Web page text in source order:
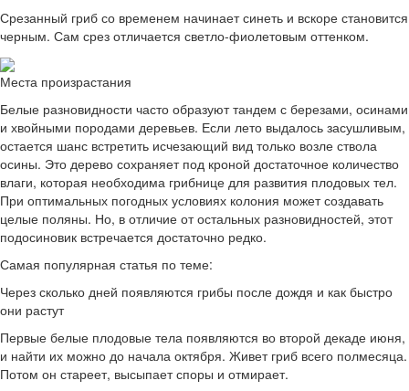
Срезанный гриб со временем начинает синеть и вскоре становится
черным. Сам срез отличается светло-фиолетовым оттенком.
Места произрастания
Белые разновидности часто образуют тандем с березами, осинами
и хвойными породами деревьев. Если лето выдалось засушливым,
остается шанс встретить исчезающий вид только возле ствола
осины. Это дерево сохраняет под кроной достаточное количество
влаги, которая необходима грибнице для развития плодовых тел.
При оптимальных погодных условиях колония может создавать
целые поляны. Но, в отличие от остальных разновидностей, этот
подосиновик встречается достаточно редко.
Самая популярная статья по теме:
Через сколько дней появляются грибы после дождя и как быстро
они растут
Первые белые плодовые тела появляются во второй декаде июня,
и найти их можно до начала октября. Живет гриб всего полмесяца.
Потом он стареет, высыпает споры и отмирает.